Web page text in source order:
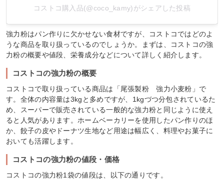
コストコ購入品(@coco_kamy)がシェアした投稿
強力粉はパン作りに欠かせない食材ですが、コストコではどのよ
うな商品を取り扱っているのでしょうか。まずは、コストコの強
力粉の概要や値段、栄養成分などについて詳しく紹介します。
コストコの強力粉の概要
コストコで取り扱っている商品は「尾張製粉 強力小麦粉」で
す。全体の内容量は3kgと多めですが、1kgづつ分包されているた
め、スーパーで販売されている一般的な強力粉と同じように使え
ると人気があります。ホームベーカリーを使用したパン作りのほ
か、餃子の皮やドーナツ生地など用途は幅広く、料理やお菓子に
おいても活躍します。
コストコの強力粉の値段・価格
コストコの強力粉1袋の値段は、以下の通りです。